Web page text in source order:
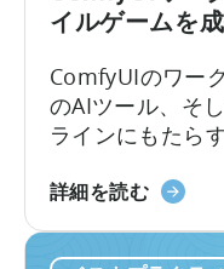
獲
の
あ
り
を
再
定
成
功
す
る
方
法：
モ
バ
イ
イルゲームを
ComfyUIのワー
のAIツール、そ
ラインにもたら
に静かな革命が
ことで、人員を
詳細を読むComfyUI